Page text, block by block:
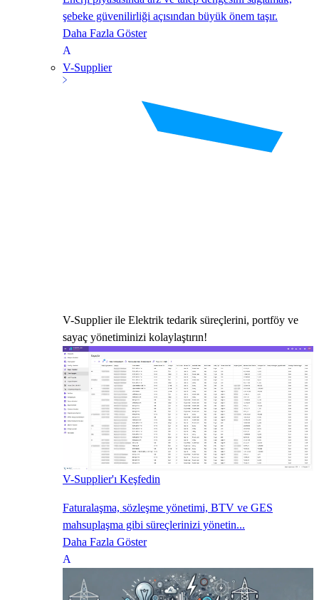
şebeke güvenilirliği açısından büyük önem taşır.
Daha Fazla Göster
V-Supplier
V-Supplier ile Elektrik tedarik süreçlerini, portföy ve
sayaç yönetiminizi kolaylaştırın!
V-Supplier'ı Keşfedin
Faturalaşma, sözleşme yönetimi, BTV ve GES
mahsuplaşma gibi süreçlerinizi yönetin...
Daha Fazla Göster